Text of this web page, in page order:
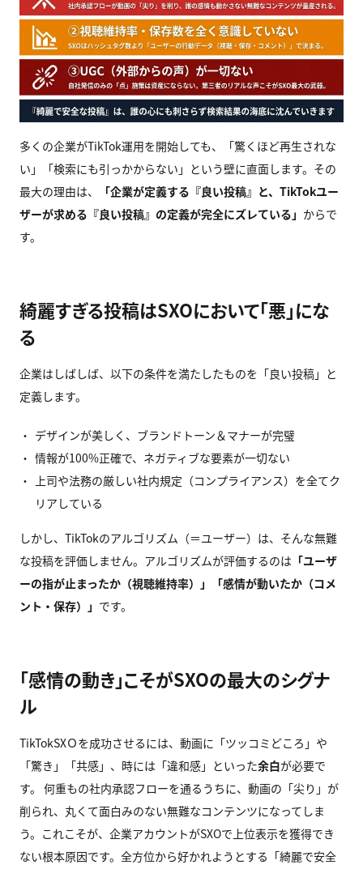
多くの企業がTikTok運用を開始しても、「驚くほど再生されな
い」「検索にも引っかからない」という壁に直面します。その
最大の理由は、
「企業が定義する『良い投稿』と、TikTokユー
ザーが求める『良い投稿』の定義が完全にズレている」 からで
す。
綺麗すぎる投稿はSXOにおいて「悪」にな
る
企業はしばしば、以下の条件を満たしたものを「良い投稿」と
定義します。
デザインが美しく、ブランドトーン＆マナーが完璧
情報が100%正確で、ネガティブな要素が一切ない
上司や法務の厳しい社内規定（コンプライアンス）を全てク
リアしている
しかし、TikTokのアルゴリズム（＝ユーザー）は、そんな無難
な投稿を評価しません。アルゴリズムが評価するのは 「ユーザ
ーの指が止まったか（視聴維持率）」「感情が動いたか（コメ
ント・保存）」 です。
「感情の動き」こそがSXOの最大のシグナ
ル
TikTokSXＯを成功させるには、動画に「ツッコミどころ」や
「驚き」「共感」、時には「違和感」といった余白が必要で
す。 何重もの社内承認フローを通るうちに、動画の「尖り」が
削られ、丸くて面白みのない無難なコンテンツになってしま
う。これこそが、企業アカウントがSXOで上位表示を獲得でき
ない根本原因です。全方位から好かれようとする「綺麗で安全